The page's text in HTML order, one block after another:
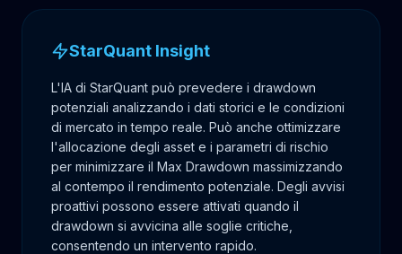
StarQuant Insight
L'IA di StarQuant può prevedere i drawdown
potenziali analizzando i dati storici e le condizioni
di mercato in tempo reale. Può anche ottimizzare
l'allocazione degli asset e i parametri di rischio
per minimizzare il Max Drawdown massimizzando
al contempo il rendimento potenziale. Degli avvisi
proattivi possono essere attivati quando il
drawdown si avvicina alle soglie critiche,
consentendo un intervento rapido.